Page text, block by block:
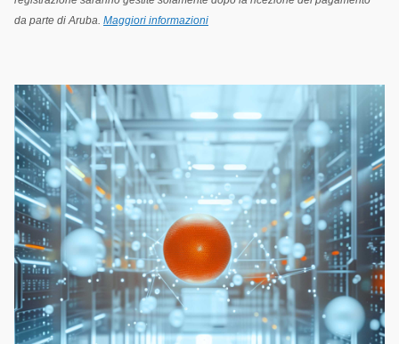
da parte di Aruba. Maggiori informazioni